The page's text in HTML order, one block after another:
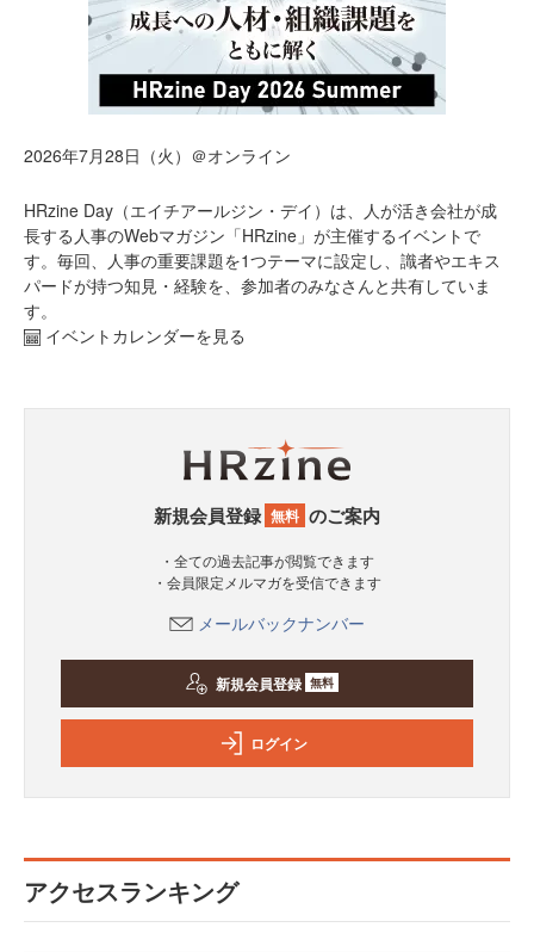
2026年7月28日（火）＠オンライン
HRzine Day（エイチアールジン・デイ）は、人が活き会社が成
長する人事のWebマガジン「HRzine」が主催するイベントで
す。毎回、人事の重要課題を1つテーマに設定し、識者やエキス
パードが持つ知見・経験を、参加者のみなさんと共有していま
す。
イベントカレンダーを見る
新規会員登録 無料 のご案内
・全ての過去記事が閲覧できます
・会員限定メルマガを受信できます
メールバックナンバー
新規会員登録 無料
ログイン
アクセスランキング